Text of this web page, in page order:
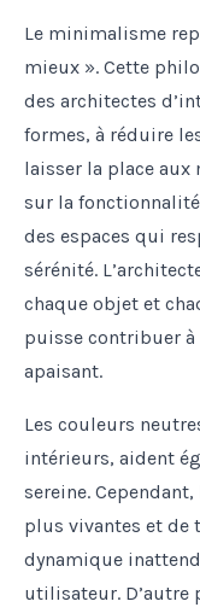
Le minimalisme
mieux ». Cette
des architectes
formes, à réduire
laisser la place aux
sur la
des espaces qui
sérénité.
chaque objet et
puisse contribuer
apaisant.
Les couleurs
intérieurs, aident
sereine.
plus vivantes et de
dynamique
utilisateur. D’autre